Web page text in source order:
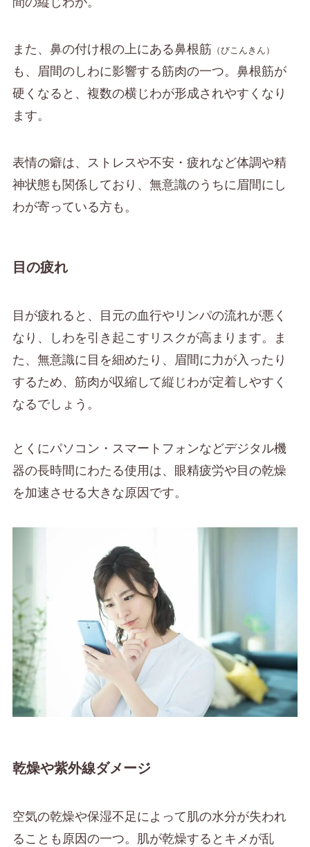
また、鼻の付け根の上にある鼻根筋（びこんきん）
も、眉間のしわに影響する筋肉の一つ。鼻根筋が
硬くなると、複数の横じわが形成されやすくなり
ます。
表情の癖は、ストレスや不安・疲れなど体調や精
神状態も関係しており、無意識のうちに眉間にし
わが寄っている方も。
目の疲れ
目が疲れると、目元の血行やリンパの流れが悪く
なり、しわを引き起こすリスクが高まります。ま
た、無意識に目を細めたり、眉間に力が入ったり
するため、筋肉が収縮して縦じわが定着しやすく
なるでしょう。
とくにパソコン・スマートフォンなどデジタル機
器の長時間にわたる使用は、眼精疲労や目の乾燥
を加速させる大きな原因です。
乾燥や紫外線ダメージ
空気の乾燥や保湿不足によって肌の水分が失われ
ることも原因の一つ。肌が乾燥するとキメが乱